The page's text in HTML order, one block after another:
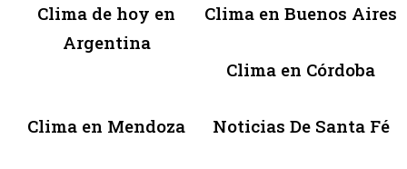
Clima de hoy en
Argentina
Clima en Buenos Aires
Clima en Córdoba
Clima en Mendoza Noticias De Santa Fé